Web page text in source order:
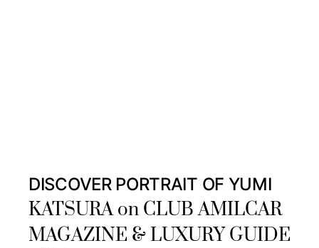
DISCOVER PORTRAIT OF YUMI
KATSURA on CLUB AMILCAR
MAGAZINE & LUXURY GUIDE